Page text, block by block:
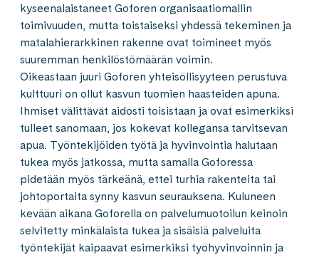
kyseenalaistaneet Goforen organisaatiomallin
toimivuuden, mutta toistaiseksi yhdessä tekeminen ja
matalahierarkkinen rakenne ovat toimineet myös
suuremman henkilöstömäärän voimin.
Oikeastaan juuri Goforen yhteisöllisyyteen perustuva
kulttuuri on ollut kasvun tuomien haasteiden apuna.
Ihmiset välittävät aidosti toisistaan ja ovat esimerkiksi
tulleet sanomaan, jos kokevat kollegansa tarvitsevan
apua. Työntekijöiden työtä ja hyvinvointia halutaan
tukea myös jatkossa, mutta samalla Goforessa
pidetään myös tärkeänä, ettei turhia rakenteita tai
johtoportaita synny kasvun seurauksena. Kuluneen
kevään aikana Goforella on palvelumuotoilun keinoin
selvitetty minkälaista tukea ja sisäisiä palveluita
työntekijät kaipaavat esimerkiksi työhyvinvoinnin ja